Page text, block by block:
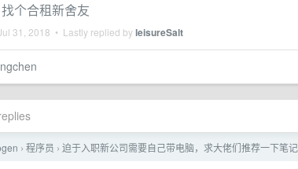
个合租新舍友
31, 2018 • Lastly replied byleisureSalt
› 程序员 › 迫于入职新公司需要自己带电脑，求大佬们推荐一下笔